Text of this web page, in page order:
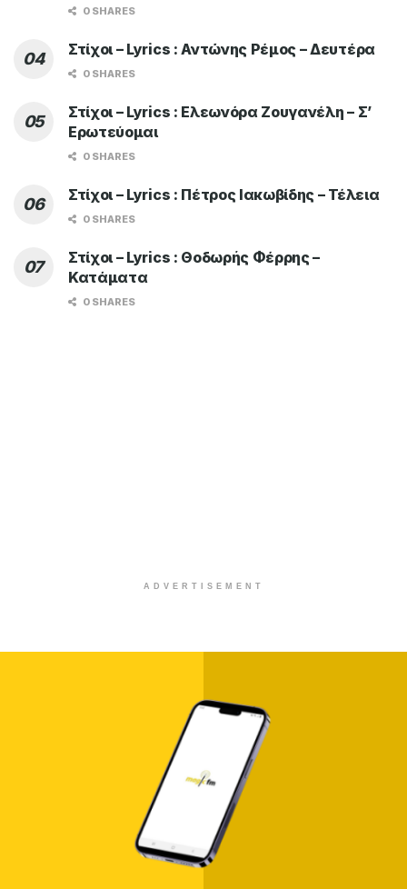
0 SHARES
Στίχοι – Lyrics : Αντώνης Ρέμος – Δευτέρα
0 SHARES
Στίχοι – Lyrics : Ελεωνόρα Ζουγανέλη – Σ’
Ερωτεύομαι
0 SHARES
Στίχοι – Lyrics : Πέτρος Ιακωβίδης – Τέλεια
0 SHARES
Στίχοι – Lyrics : Θοδωρής Φέρρης –
Κατάματα
0 SHARES
ADVERTISEMENT